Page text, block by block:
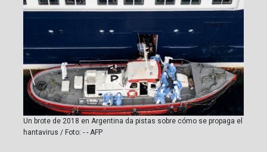
Un brote de 2018 en Argentina da pistas sobre cómo se propaga el
hantavirus / Foto: - - AFP